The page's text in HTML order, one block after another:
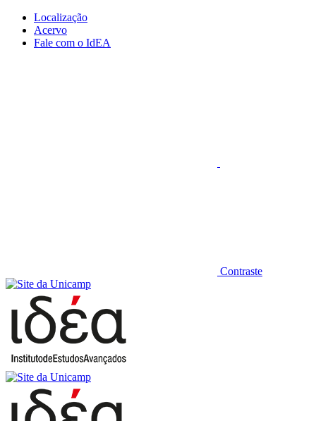
Conteúdo principal
Localização
Acervo
Fale com o IdEA
Contraste